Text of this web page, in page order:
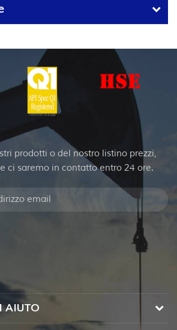
prodotti o del nostro listino prezzi,
ci saremo in contatto entro 24 ore.
AIUTO